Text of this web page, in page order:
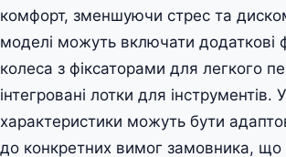
комфорт, зменшуючи стрес та
моделі можуть включати додаткові
колеса з фіксаторами для легкого
інтегровані лотки для інструментів.
характеристики можуть бути
до конкретних вимог замовника,